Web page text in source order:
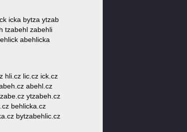
icka bytza ytzab
tzabehl zabehli
abehlicka
hli.cz lic.cz ick.cz
abehl.cz
ytzabeh.cz
behlicka.cz
bytzabehlic.cz